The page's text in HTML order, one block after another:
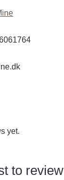
yet.
to review